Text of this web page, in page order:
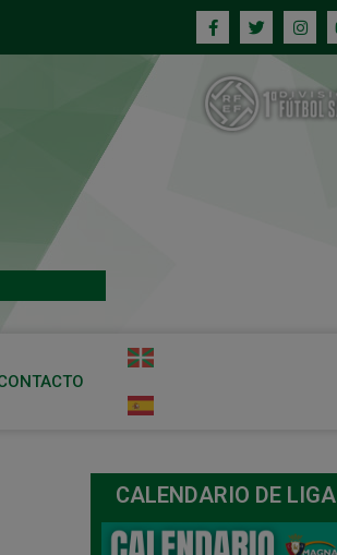
CALENDARIO DE LIGA